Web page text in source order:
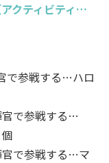
クティビティ…
で参戦する…ハロ
官で参戦する…
官で参戦する…マ